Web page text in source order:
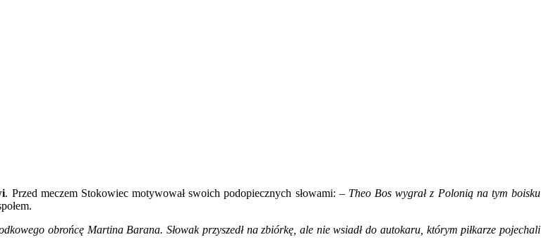
. Przed meczem Stokowiec motywował swoich podopiecznych słowami: – Theo Bos wygrał z Polonią na tym boisku
obrońcę Martina Barana. Słowak przyszedł na zbiórkę, ale nie wsiadł do autokaru, którym piłkarze pojechali